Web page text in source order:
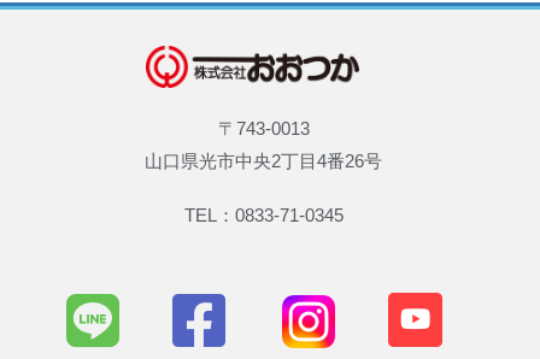
〒743-0013
山口県光市中央2丁目4番26号
TEL：0833-71-0345